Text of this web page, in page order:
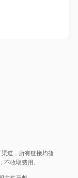
道，所有链接均指
收取费用。